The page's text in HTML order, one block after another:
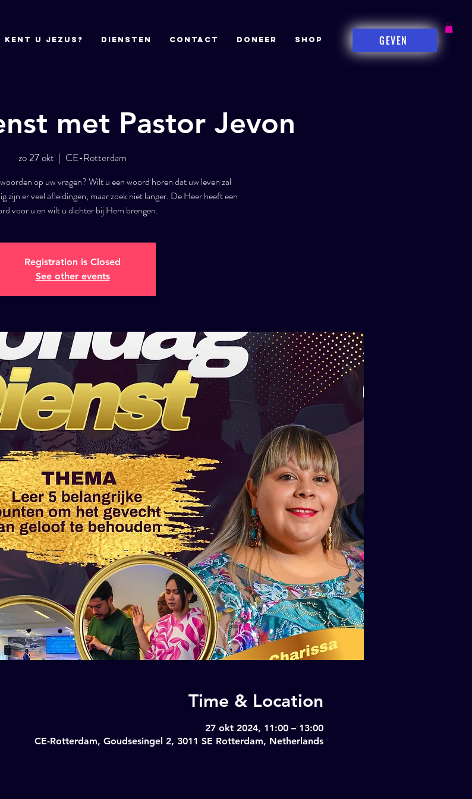
Kent u Jezus? DIENSTEN CONTACT DONEER Shop GEVEN
met Pastor Jevon
zo 27 okt
  |
CE-Rotterdam
op uw vragen? Wilt u een woord horen dat uw leven zal
zijn er veel afleidingen, maar zoek niet langer. De Heer heeft een
voor u en wilt u dichter bij Hem brengen.
Registration is Closed
See other events
Time & Location
27 okt 2024, 11:00 – 13:00
CE-Rotterdam, Goudsesingel 2, 3011 SE Rotterdam, Netherlands